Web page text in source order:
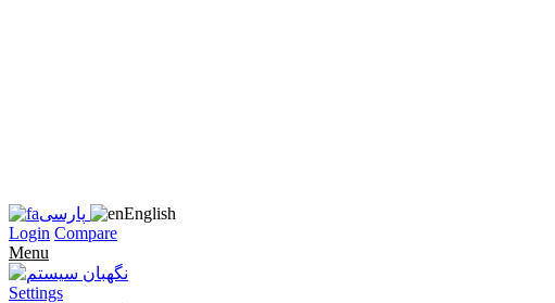
پارسی
English
Login Compare
Menu
Settings